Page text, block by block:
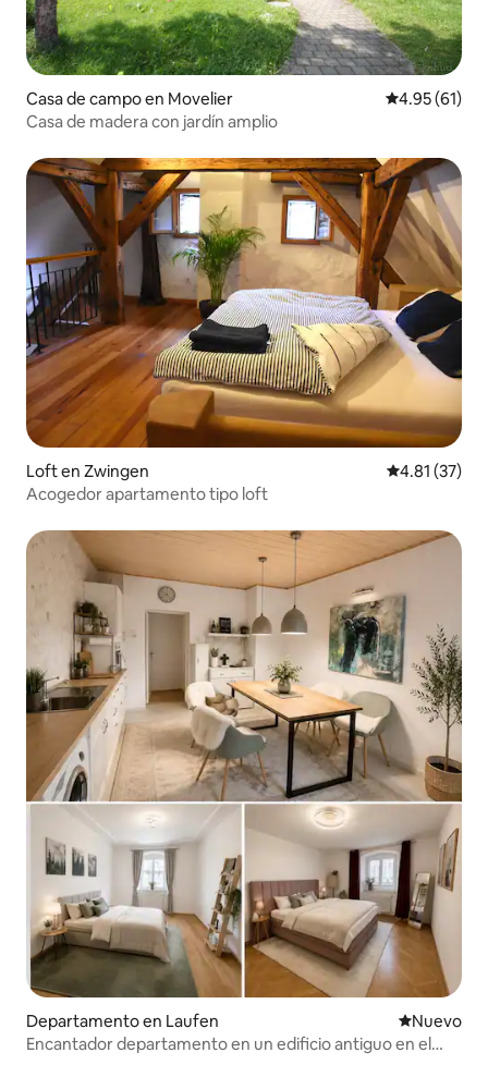
Casa de campo en Movelier Calificación
4.95 (61)
Casa de madera con jardín amplio
Loft en Zwingen Calificación
4.81 (37)
Acogedor apartamento tipo loft
Departamento en Laufen Nuevo
Nuevo
Encantador departamento en un edificio antiguo en el